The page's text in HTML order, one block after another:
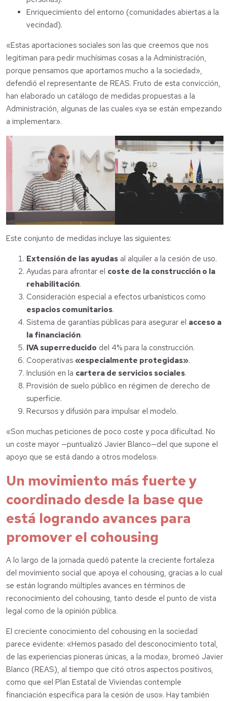
Enriquecimiento del entorno (comunidades abiertas a la
vecindad).
«Estas aportaciones sociales son las que creemos que nos
legitiman para pedir muchísimas cosas a la Administración,
porque pensamos que aportamos mucho a la sociedad»,
defendió el representante de REAS. Fruto de esta convicción,
han elaborado un catálogo de medidas propuestas a la
Administración, algunas de las cuales «ya se están empezando
a implementar».
Este conjunto de medidas incluye las siguientes:
Extensión de las ayudasal alquiler a la cesión de uso.
Ayudas para afrontar el coste de la construcción o la
rehabilitación.
Consideración especial a efectos urbanísticos como
espacios comunitarios.
Sistema de garantías públicas para asegurar el acceso a
la financiación.
IVA superreducido del 4% para la construcción.
Cooperativas «especialmente protegidas».
Inclusión en la cartera de servicios sociales.
Provisión de suelo público en régimen de derecho de
superficie.
Recursos y difusión para impulsar el modelo.
«Son muchas peticiones de poco coste y poca dificultad. No
un coste mayor —puntualizó Javier Blanco—del que supone el
apoyo que se está dando a otros modelos».
Un movimiento más fuerte y
coordinado desde la base que
está logrando avances para
promover el cohousing
A lo largo de la jornada quedó patente la creciente fortaleza
del movimiento social que apoya el cohousing, gracias a lo cual
se están logrando múltiples avances en términos de
reconocimiento del cohousing, tanto desde el punto de vista
legal como de la opinión pública.
El creciente conocimiento del cohousing en la sociedad
parece evidente: «Hemos pasado del desconocimiento total,
de las experiencias pioneras únicas, a la moda», bromeó Javier
Blanco (REAS), al tiempo que citó otros aspectos positivos,
como que «el Plan Estatal de Viviendas contemple
financiación específica para la cesión de uso». Hay también